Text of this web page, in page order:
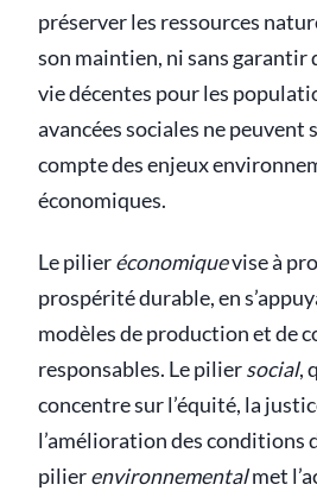
préserver les ressources
son maintien, ni sans garantir
vie décentes pour les
avancées sociales ne peuvent
compte des enjeux
économiques.
Le pilieréconomiquevise à
prospérité durable, en
modèles de production et de
responsables. Le piliersocial,
concentre sur l’équité, la
l’amélioration des conditions
pilierenvironnementalmet